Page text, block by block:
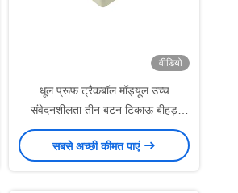
वीडियो
धूल प्रूफ ट्रैकबॉल मॉड्यूल उच्च
संवेदनशीलता तीन बटन टिकाऊ बीहड़
ट्रैकबॉल
सबसे अच्छी कीमत पाएं